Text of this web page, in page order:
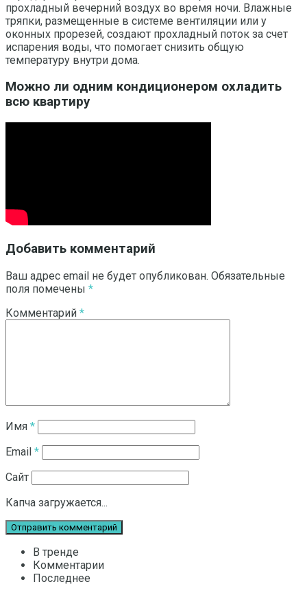
прохладный вечерний воздух во время ночи. Влажные
тряпки, размещенные в системе вентиляции или у
оконных прорезей, создают прохладный поток за счет
испарения воды, что помогает снизить общую
температуру внутри дома.
Можно ли одним кондиционером охладить
всю квартиру
Добавить комментарий
Ваш адрес email не будет опубликован. Обязательные
поля помечены *
Комментарий *
Имя *
Email *
Сайт
Капча загружается...
В тренде
Комментарии
Последнее